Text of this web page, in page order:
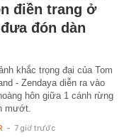
điền trang ở
đón dàn
khắc trọng đại của Tom
- Zendaya diễn ra vào
hôn giữa 1 cánh rừng
mướt.
- 7 giờ trước